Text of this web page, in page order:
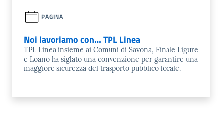
PAGINA
Noi lavoriamo con… TPL Linea
TPL Linea insieme ai Comuni di Savona, Finale Ligure
e Loano ha siglato una convenzione per garantire una
maggiore sicurezza del trasporto pubblico locale.